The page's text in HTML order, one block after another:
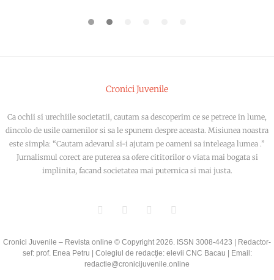
Cronici Juvenile
Ca ochii si urechiile societatii, cautam sa descoperim ce se petrece in lume,
dincolo de usile oamenilor si sa le spunem despre aceasta. Misiunea noastra
este simpla: “Cautam adevarul si-i ajutam pe oameni sa inteleaga lumea .”
Jurnalismul corect are puterea sa ofere cititorilor o viata mai bogata si
implinita, facand societatea mai puternica si mai justa.
Cronici Juvenile – Revista online © Copyright2026. ISSN 3008-4423 | Redactor-
sef: prof. Enea Petru | Colegiul de redacţie: elevii CNC Bacau | Email:
redactie@cronicijuvenile.online